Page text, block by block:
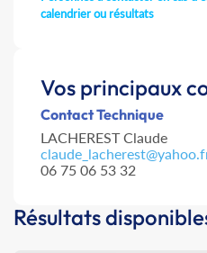
calendrier ou résultats
Vos principaux
Contact Technique
LACHEREST Claude
06 75 06 53 32
Résultats